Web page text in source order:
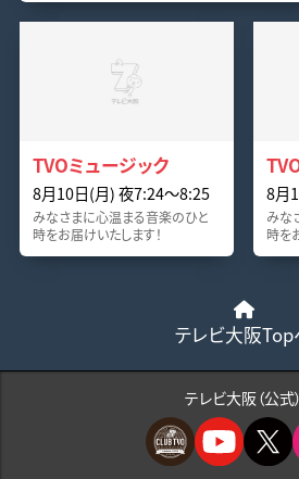
TVOミュージック
8月10日(月) 夜7:24〜8:25
みなさまに心温まる音楽のひと
時をお届けいたします！
8月
みな
時を
テレビ大阪Top
テレビ大阪（公式）